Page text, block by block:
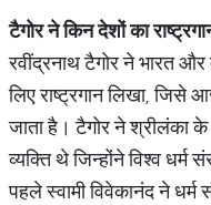
टैगोर ने किन देशों का
रवींद्रनाथ टैगोर ने भारत
लिए राष्ट्रगान लिखा, जिसे
जाता है। टैगोर ने श्रीलंका के
व्यक्ति थे जिन्होंने विश्व धर्म
पहले स्वामी विवेकानंद ने धर्म